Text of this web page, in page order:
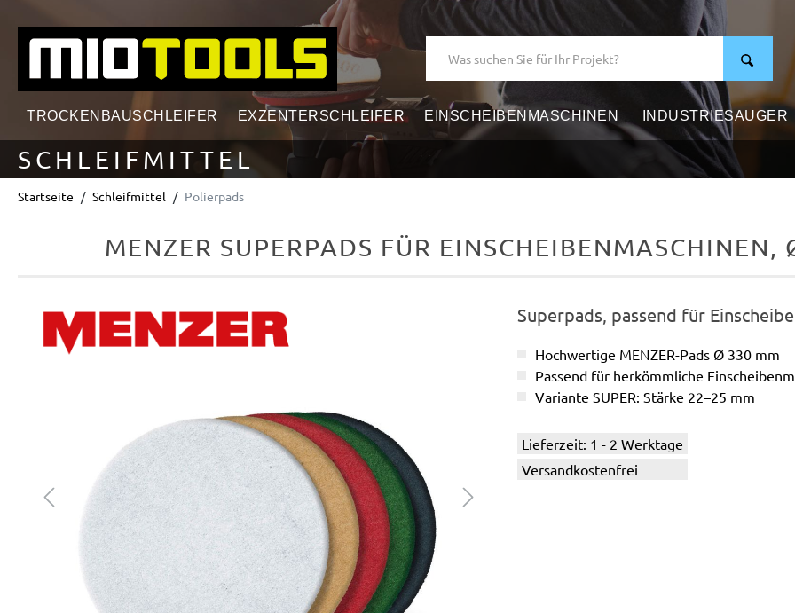
TROCKENBAUSCHLEIFER EXZENTERSCHLEIFER EINSCHEIBENMASCHINEN INDUSTRIESAUGER
SCHLEIFMITTEL
Startseite Schleifmittel Polierpads
MENZER SUPERPADS FÜR
Bildergalerie überspringen Superpads, passend für
Hochwertige MENZER-Pads Ø 330 mm
Passend für herkömmliche
Variante SUPER: Stärke 22–25 mm
Lieferzeit: 1 - 2 Werktage
Versandkostenfrei